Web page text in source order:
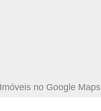
no Google Maps